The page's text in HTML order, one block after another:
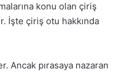
konu olan çiriş
İşte çiriş otu hakkında
Ancak pırasaya nazaran